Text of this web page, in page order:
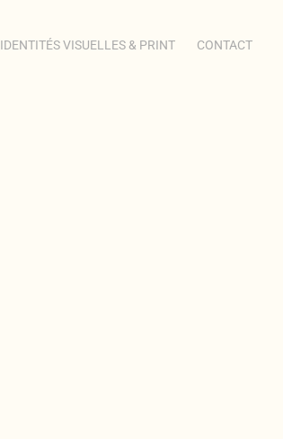
IDENTITÉS VISUELLES & PRINT CONTACT